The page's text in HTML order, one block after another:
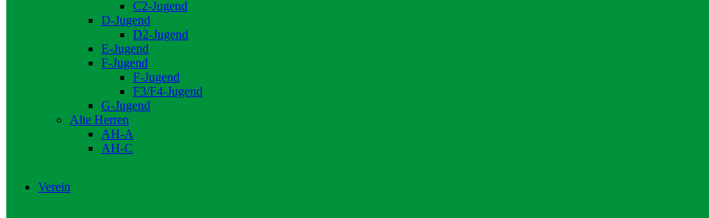
C2-Jugend
D-Jugend
D2-Jugend
E-Jugend
F-Jugend
F-Jugend
F3/F4-Jugend
G-Jugend
Alte Herren
AH-A
AH-C
Verein